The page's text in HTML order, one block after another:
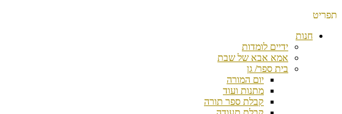
תפריט
חנות
ידיים לומדות
אמא אבא של שבת
בית ספר/ גן
יום המורה
מתנות ועוד
קבלת ספר תורה